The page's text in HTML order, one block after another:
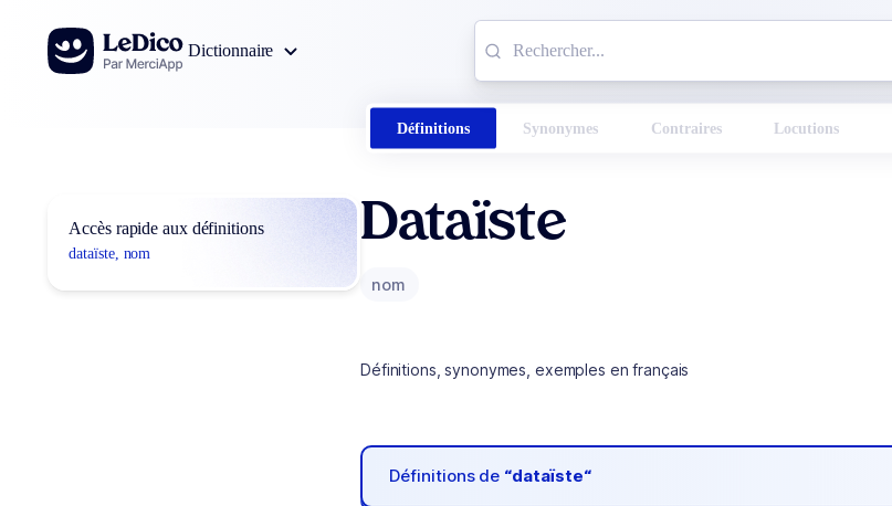
Aller au contenu
Dictionnaire
Définitions Synonymes Contraires Locutions
Accès rapide aux définitions
dataïste, nom
Dataïste
nom
Définitions, synonymes, exemples en français
Définitions de “dataïste“